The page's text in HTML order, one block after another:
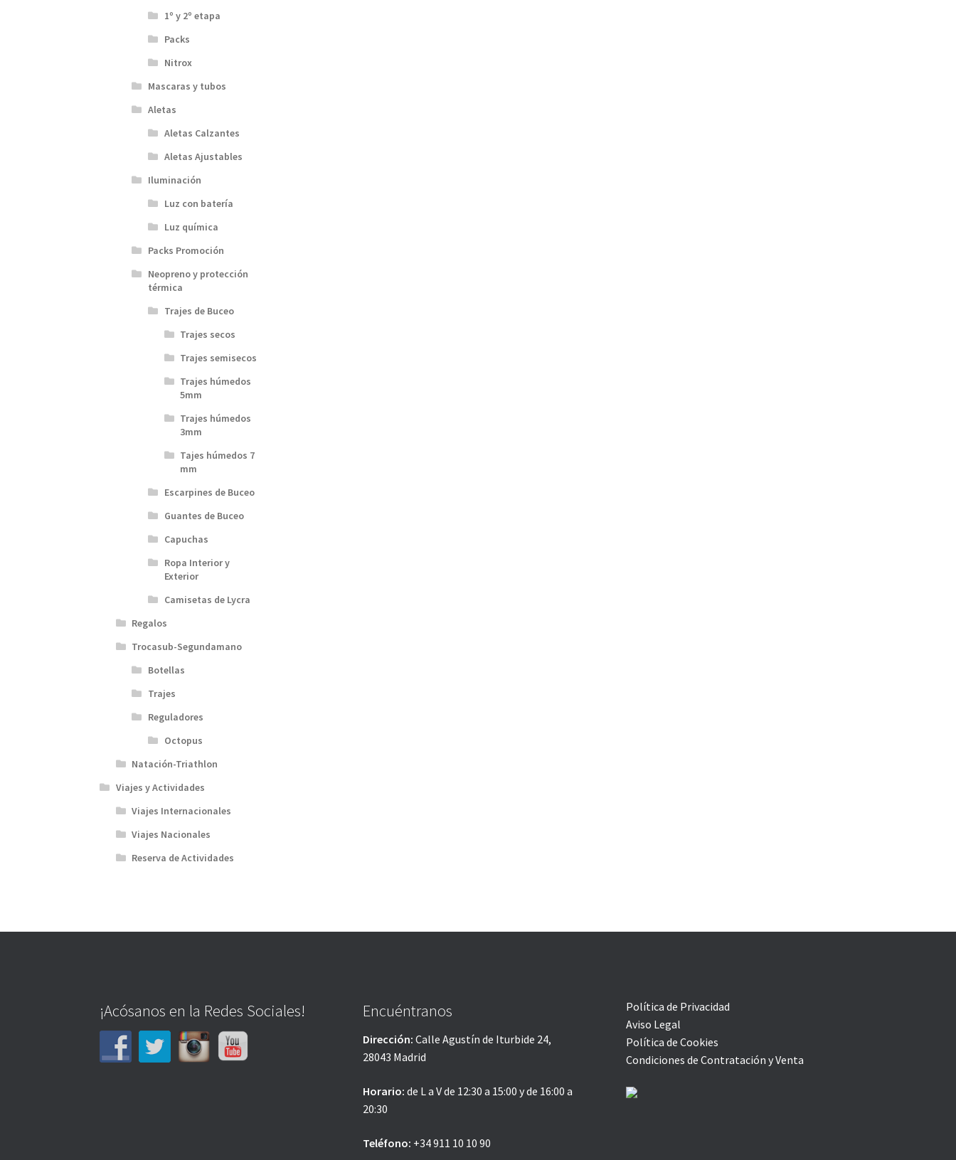
1º y 2º etapa
Packs
Nitrox
Mascaras y tubos
Aletas
Aletas Calzantes
Aletas Ajustables
Iluminación
Luz con batería
Luz química
Packs Promoción
Neopreno y protección
térmica
Trajes de Buceo
Trajes secos
Trajes semisecos
Trajes húmedos
5mm
Trajes húmedos
3mm
Tajes húmedos 7
mm
Escarpines de Buceo
Guantes de Buceo
Capuchas
Ropa Interior y
Exterior
Camisetas de Lycra
Regalos
Trocasub-Segundamano
Botellas
Trajes
Reguladores
Octopus
Natación-Triathlon
Viajes y Actividades
Viajes Internacionales
Viajes Nacionales
Reserva de Actividades
¡Acósanos en la Redes Sociales! Encuéntranos
Dirección:Calle Agustín de Iturbide 24,
28043 Madrid
Horario: de L a V de 12:30 a 15:00 y de 16:00 a
20:30
Teléfono: +34 911 10 10 90
Política de Privacidad
Aviso Legal
Política de Cookies
Condiciones de Contratación y Venta